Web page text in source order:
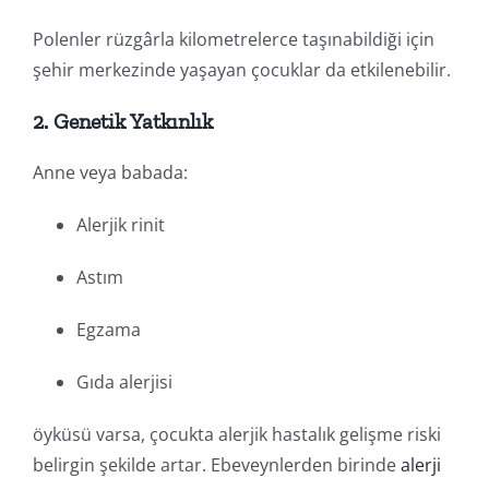
Polenler rüzgârla kilometrelerce taşınabildiği için
şehir merkezinde yaşayan çocuklar da etkilenebilir.
2. Genetik Yatkınlık
Anne veya babada:
Alerjik rinit
Astım
Egzama
Gıda alerjisi
öyküsü varsa, çocukta alerjik hastalık gelişme riski
belirgin şekilde artar. Ebeveynlerden birindealerji